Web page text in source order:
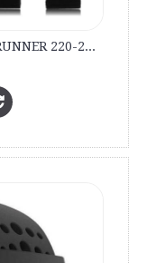
GARMIN Λουρί O.E.M. FORERUNNER 220-230-235-620-630-735XT Μαύρο Κίτρινο εμπορίου